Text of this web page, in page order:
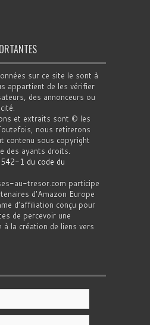
sur ce site le sont à
appartient de les vérifier
des annonceurs ou
et extraits sont © les
nous retirerons
contenu sous copyright
des ayants droits.
1 du code du
au-tresor.com participe
d’Amazon Europe
d’affiliation conçu pour
de percevoir une
à la création de liens vers